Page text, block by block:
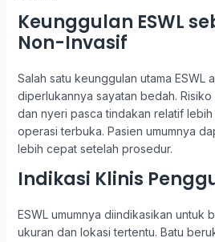
Keunggulan ESWL
Non-Invasif
Salah satu keunggulan utama ESWL
diperlukannya sayatan bedah. Risiko
dan nyeri pasca tindakan relatif
operasi terbuka. Pasien umumnya
lebih cepat setelah prosedur.
Indikasi Klinis
ESWL umumnya diindikasikan untuk
ukuran dan lokasi tertentu. Batu